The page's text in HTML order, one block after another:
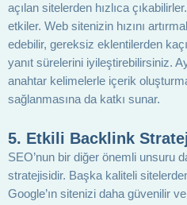
açılan sitelerden hızlıca
etkiler. Web sitenizin hızını
edebilir, gereksiz eklentilerden
yanıt sürelerini iyileştirebilirsiniz.
anahtar kelimelerle içerik
sağlanmasına da katkı sunar.
5. Etkili Backlink
SEO’nun bir diğer önemli unsuru
stratejisidir. Başka kaliteli
Google’ın sitenizi daha güvenilir